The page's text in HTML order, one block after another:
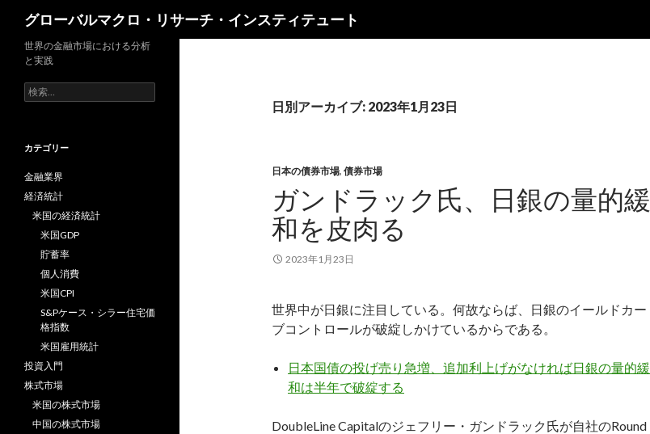
グローバルマクロ・リサーチ・インスティテュート
日別アーカイブ: 2023年1月23日
日本の債券市場, 債券市場
ガンドラック氏、日銀の量的緩
和を皮肉る
2023年1月23日
世界中が日銀に注目している。何故ならば、日銀のイールドカー
ブコントロールが破綻しかけているからである。
日本国債の投げ売り急増、追加利上げがなければ日銀の量的緩
和は半年で破綻する
DoubleLine Capitalのジェフリー・ガンドラック氏が自社のRound
世界の金融市場における分析
と実践
検
索:
カテゴリー
金融業界
経済統計
米国の経済統計
米国GDP
貯蓄率
個人消費
米国CPI
S&Pケース・シラー住宅価
格指数
米国雇用統計
投資入門
株式市場
米国の株式市場
中国の株式市場